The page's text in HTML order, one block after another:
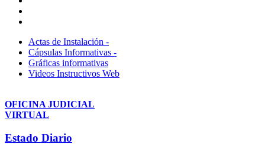
Actas de Instalación -
Cápsulas Informativas -
Gráficas informativas
Videos Instructivos Web
OFICINA JUDICIAL
VIRTUAL
Estado Diario